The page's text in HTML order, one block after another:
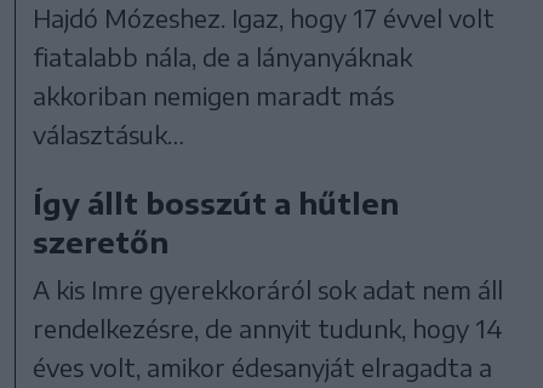
Hajdó Mózeshez. Igaz, hogy 17 évvel volt
fiatalabb nála, de a lányanyáknak
akkoriban nemigen maradt más
választásuk…
Így állt bosszút a hűtlen
szeretőn
A kis Imre gyerekkoráról sok adat nem áll
rendelkezésre, de annyit tudunk, hogy 14
éves volt, amikor édesanyját elragadta a